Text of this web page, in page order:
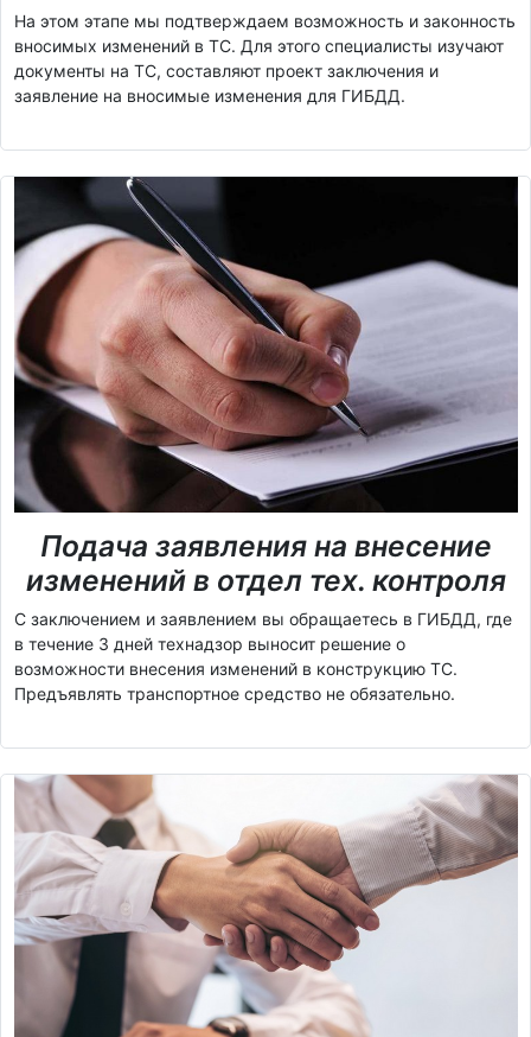
На этом этапе мы подтверждаем возможность и законность
вносимых изменений в ТС. Для этого специалисты изучают
документы на ТС, составляют проект заключения и
заявление на вносимые изменения для ГИБДД.
Подача заявления на внесение
изменений в отдел тех. контроля
С заключением и заявлением вы обращаетесь в ГИБДД, где
в течение 3 дней технадзор выносит решение о
возможности внесения изменений в конструкцию ТС.
Предъявлять транспортное средство не обязательно.